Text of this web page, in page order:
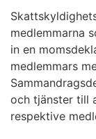
medlemmarna
in en
medlemmars
och tjänster till
respektive